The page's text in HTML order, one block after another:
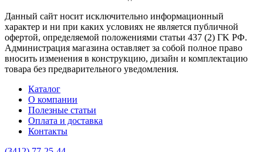
Данный сайт носит исключительно информационный
характер и ни при каких условиях не является публичной
офертой, определяемой положениями статьи 437 (2) ГK РФ.
Администрация магазина оставляет за собой полное право
вносить изменения в конструкцию, дизайн и комплектацию
товара без предварительного уведомления.
Каталог
О компании
Полезные статьи
Оплата и доставка
Контакты